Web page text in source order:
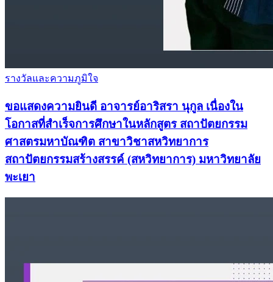
รางวัลและความภูมิใจ
ขอแสดงความยินดี อาจารย์อาริสรา นุกูล เนื่องใน
โอกาสที่สำเร็จการศึกษาในหลักสูตร สถาปัตยกรรม
ศาสตรมหาบัณฑิต สาขาวิชาสหวิทยาการ
สถาปัตยกรรมสร้างสรรค์ (สหวิทยาการ) มหาวิทยาลัย
พะเยา